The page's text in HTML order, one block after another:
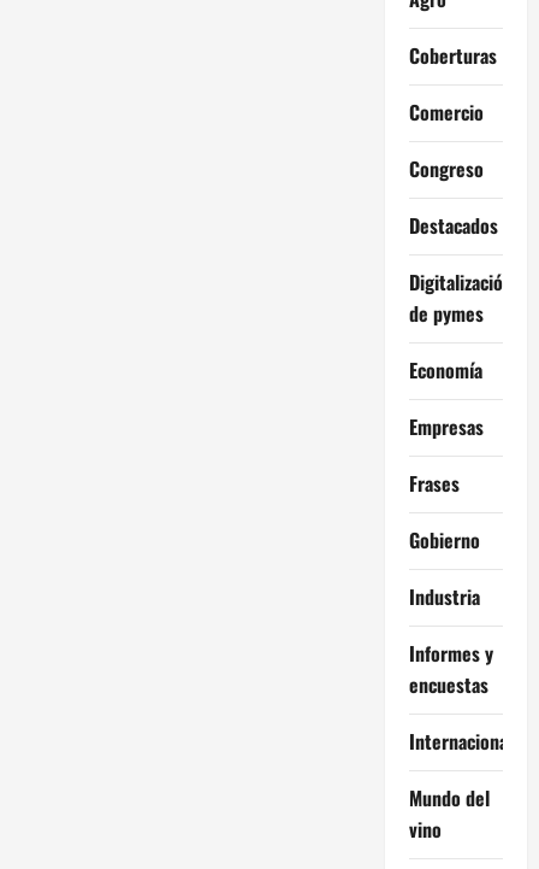
Coberturas
Comercio
Congreso
Destacados
Digitalización
de pymes
Economía
Empresas
Frases
Gobierno
Industria
Informes y
encuestas
Internacional
Mundo del
vino